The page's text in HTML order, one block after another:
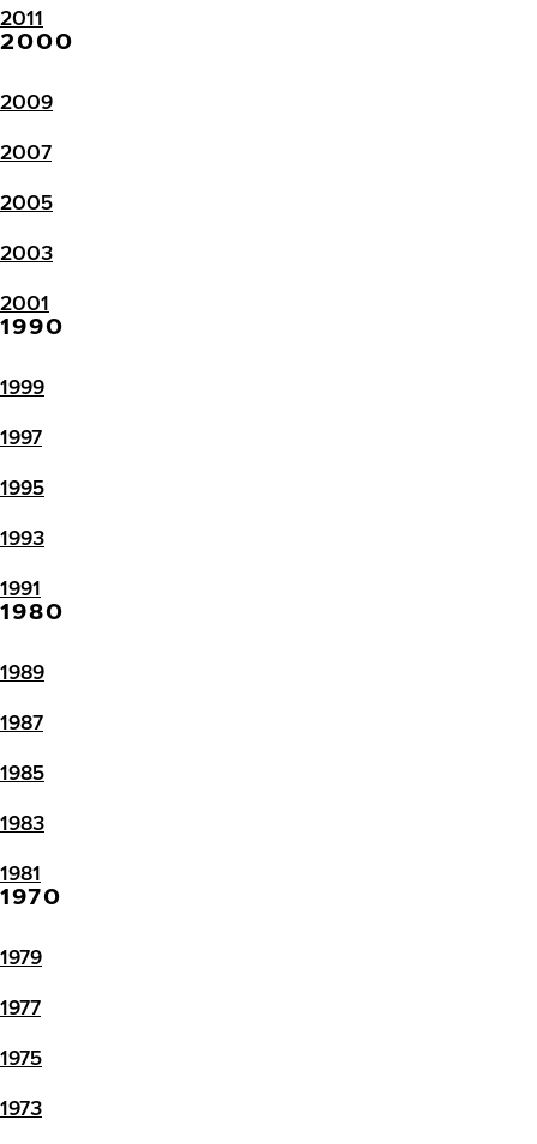
2011
2000
2009
2007
2005
2003
2001
1990
1999
1997
1995
1993
1991
1980
1989
1987
1985
1983
1981
1970
1979
1977
1975
1973